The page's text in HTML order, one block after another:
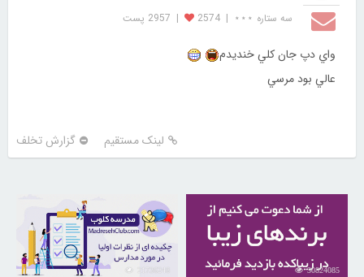
سه ستاره ⋆⋆⋆ |
2574
| 2957 پست
واي دپ جان كلي خنديدم
عالي بود مرسي
لینک مستقیم گزارش تخلف
30824085